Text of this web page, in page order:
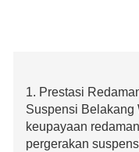
1. Prestasi
Suspensi Belakang
keupayaan
pergerakan